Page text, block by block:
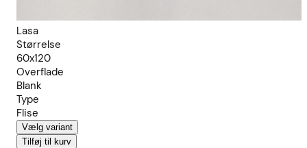
Lasa
Størrelse
60x120
Overflade
Blank
Type
Flise
Vælg variant
Tilføj til kurv